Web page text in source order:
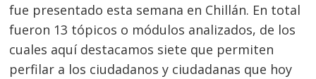
fue presentado esta semana en Chillán. En total
fueron 13 tópicos o módulos analizados, de los
cuales aquí destacamos siete que permiten
perfilar a los ciudadanos y ciudadanas que hoy